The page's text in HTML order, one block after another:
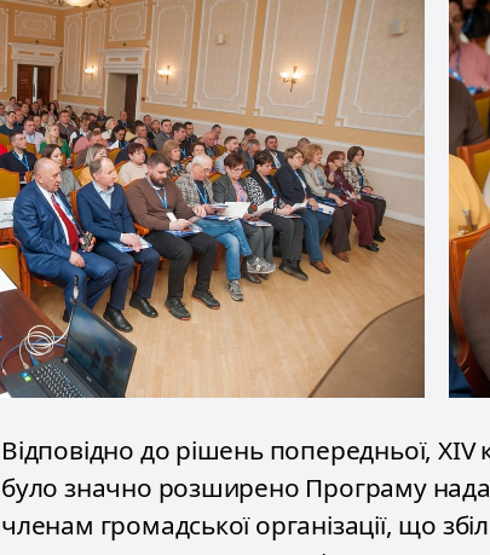
Відповідно до рішень попередньої, ХІV
було значно розширено Програму
членам громадської організації, що